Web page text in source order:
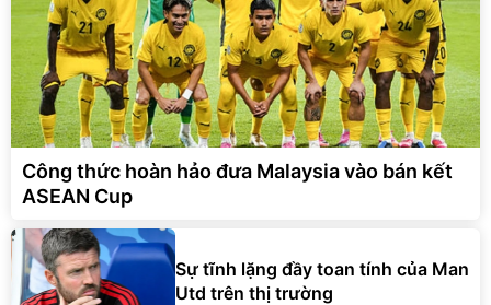
Công thức hoàn hảo đưa Malaysia vào bán kết
ASEAN Cup
Sự tĩnh lặng đầy toan tính của Man
Utd trên thị trường